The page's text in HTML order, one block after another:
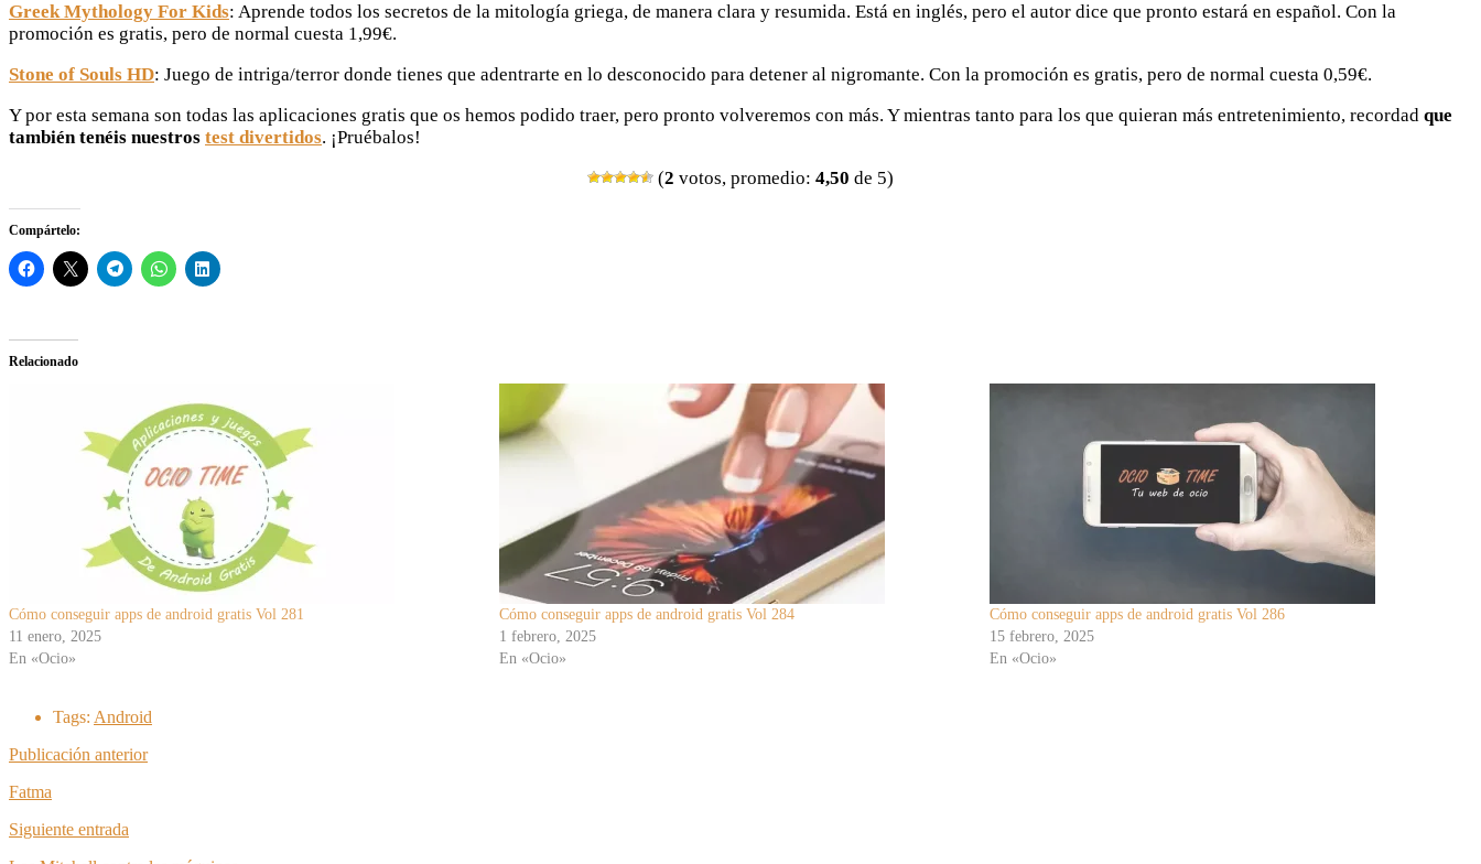
Greek Mythology For Kids: Aprende todos los secretos de la mitología griega, de manera clara y resumida. Está en inglés, pero el autor dice que pronto estará en español. Con la
promoción es gratis, pero de normal cuesta 1,99€.
Stone of Souls HD: Juego de intriga/terror donde tienes que adentrarte en lo desconocido para detener al nigromante. Con la promoción es gratis, pero de normal cuesta 0,59€.
Y por esta semana son todas las aplicaciones gratis que os hemos podido traer, pero pronto volveremos con más. Y mientras tanto para los que quieran más entretenimiento, recordad que
también tenéis nuestros test divertidos. ¡Pruébalos!
(2 votos, promedio: 4,50 de 5)
Compártelo:
Relacionado
Cómo conseguir apps de android gratis Vol 281
11 enero, 2025
En «Ocio»
Cómo conseguir apps de android gratis Vol 284
1 febrero, 2025
En «Ocio»
Cómo conseguir apps de android gratis Vol 286
15 febrero, 2025
En «Ocio»
Tags: Android
Publicación anterior
Fatma
Siguiente entrada